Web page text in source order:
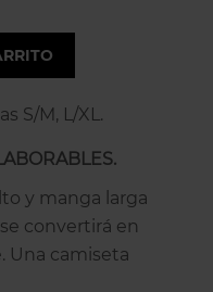
S/M, L/XL.
y manga larga
convertirá en
Una camiseta